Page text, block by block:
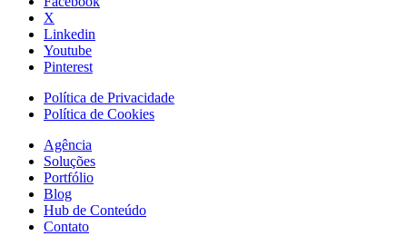
X
Linkedin
Youtube
Pinterest
Política de Privacidade
Política de Cookies
Agência
Soluções
Portfólio
Blog
Hub de Conteúdo
Contato